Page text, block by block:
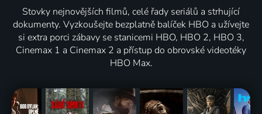
Stovky nejnovějších filmů, celé řady seriálů a strhující
dokumenty. Vyzkoušejte bezplatně balíček HBO a užívejte
si extra porci zábavy se stanicemi HBO, HBO 2, HBO 3,
Cinemax 1 a Cinemax 2 a přístup do obrovské videotéky
HBO Max.